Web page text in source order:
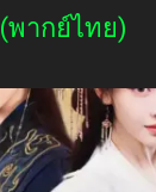
(พากย์ไทย)